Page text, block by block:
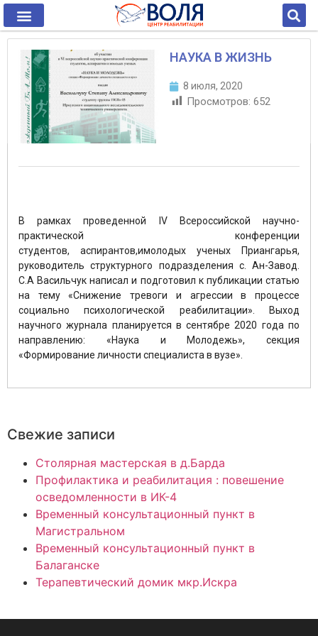
НАУКА В ЖИЗНЬ
8 июля, 2020
Просмотров: 652
В рамках проведенной IV Всероссийской научно-
практической конференции
студентов, аспирантов,имолодых ученых Приангарья,
руководитель структурного подразделения с. Ан-Завод.
С.А Васильчук написал и подготовил к публикации статью
на тему «Снижение тревоги и агрессии в процессе
социально психологической реабилитации». Выход
научного журнала планируется в сентябре 2020 года по
направлению: «Наука и Молодежь», секция
«Формирование личности специалиста в вузе».
Свежие записи
Столярная мастерская в д.Барда
Профилактика и реабилитация : повешение
осведомленности в ИК-4
Временный консультационный пункт в
Магистральном
Временный консультационный пункт в
Балаганске
Терапевтический домик мкр.Искра